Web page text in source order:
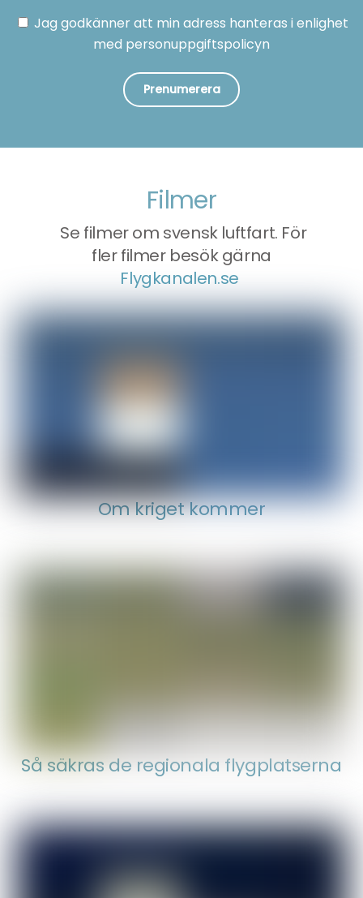
Jag godkänner att min adress hanteras i enlighet
med personuppgiftspolicyn
Filmer
Se filmer om svensk luftfart. För
fler filmer besök gärna
Flygkanalen.se
Om kriget kommer
Så säkras de regionala flygplatserna